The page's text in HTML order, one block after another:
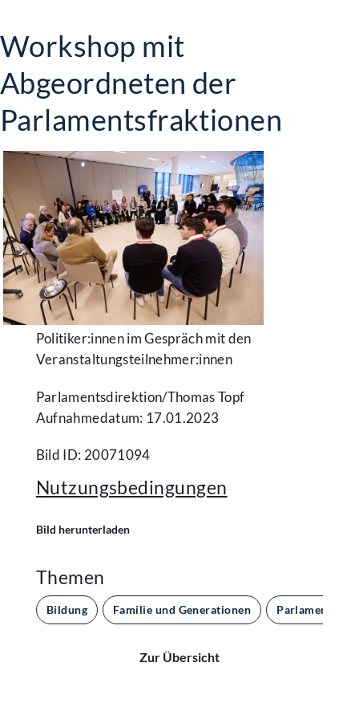
Workshop mit
Abgeordneten der
Parlamentsfraktionen
Politiker:innen im Gespräch mit den
Veranstaltungsteilnehmer:innen
Parlamentsdirektion/​Thomas Topf
Aufnahmedatum: 17.01.2023
Bild ID: 20071094
Nutzungsbedingungen
Bild herunterladen
Themen
Bildung Familie und Generationen Parlament
Zur Übersicht